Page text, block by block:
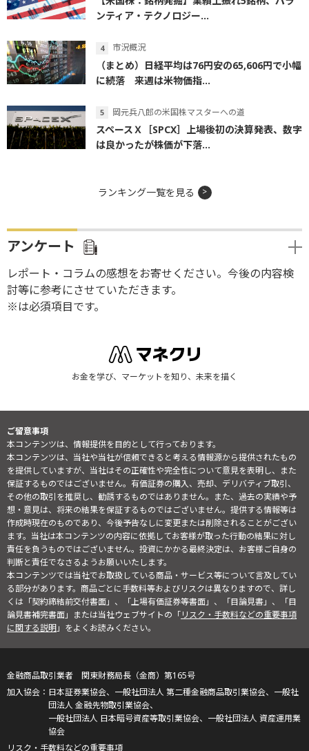
ンティア・テクノロジー...
市況概況
（まとめ）日経平均は76円安の65,606円で小幅
に続落 来週は米物価指...
岡元兵八郎の米国株マスターへの道
スペースＸ［SPCX］上場後初の決算発表、数字
は良かったが株価が下落...
ランキング一覧を見る
アンケート
レポート・コラムの感想をお寄せください。今後の内容検
討等に参考にさせていただきます。
※は必須項目です。
お金を学び、マーケットを知り、未来を描く
ご留意事項
本コンテンツは、情報提供を目的として行っております。
本コンテンツは、当社や当社が信頼できると考える情報源から提供されたもの
を提供していますが、当社はその正確性や完全性について意見を表明し、また
保証するものではございません。有価証券の購入、売却、デリバティブ取引、
その他の取引を推奨し、勧誘するものではありません。また、過去の実績や予
想・意見は、将来の結果を保証するものではございません。提供する情報等は
作成時現在のものであり、今後予告なしに変更または削除されることがござい
ます。当社は本コンテンツの内容に依拠してお客様が取った行動の結果に対し
責任を負うものではございません。投資にかかる最終決定は、お客様ご自身の
判断と責任でなさるようお願いいたします。
本コンテンツでは当社でお取扱している商品・サービス等について言及してい
る部分があります。商品ごとに手数料等およびリスクは異なりますので、詳し
くは「契約締結前交付書面」、「上場有価証券等書面」、「目論見書」、「目
論見書補完書面」または当社ウェブサイトの「リスク・手数料などの重要事項
に関する説明」をよくお読みください。
金融商品取引業者 関東財務局長（金商）第165号
日本証券業協会、一般社団法人 第二種金融商品取引業協会、一般社
団法人 金融先物取引業協会、
一般社団法人 日本暗号資産等取引業協会、一般社団法人 資産運用業
協会
リスク・手数料などの重要事項